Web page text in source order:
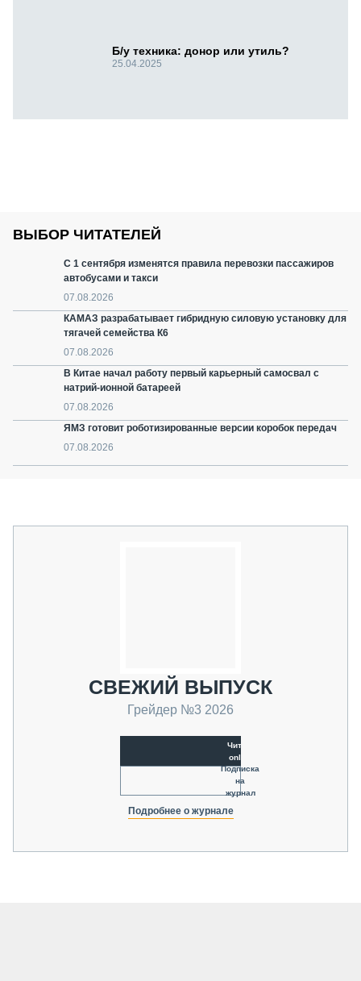
Б/у техника: донор или утиль?
25.04.2025
ВЫБОР ЧИТАТЕЛЕЙ
С 1 сентября изменятся правила перевозки пассажиров
автобусами и такси
07.08.2026
КАМАЗ разрабатывает гибридную силовую установку для
тягачей семейства К6
07.08.2026
В Китае начал работу первый карьерный самосвал с
натрий-ионной батареей
07.08.2026
ЯМЗ готовит роботизированные версии коробок передач
07.08.2026
СВЕЖИЙ ВЫПУСК
Грейдер №3 2026
Читать
online
Подписка
на
журнал
Подробнее о журнале